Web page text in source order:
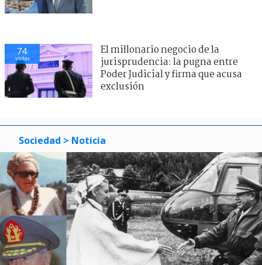
74
visitas
El millonario negocio de la
jurisprudencia: la pugna entre
Poder Judicial y firma que acusa
exclusión
Sociedad > Noticia